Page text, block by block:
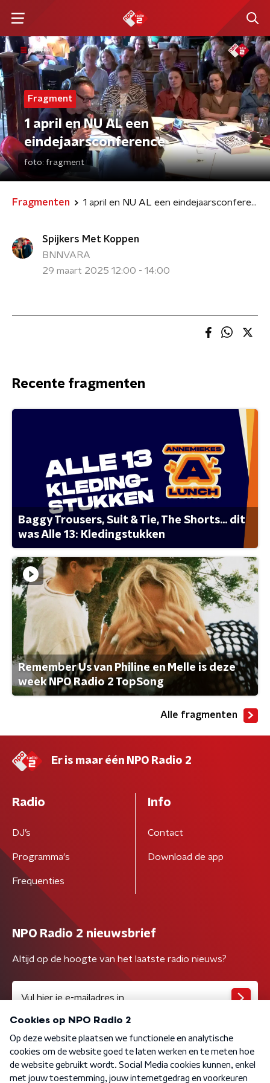
Fragment
1 april en NU AL een
eindejaarsconference
foto: fragment
Fragmenten 1 april en NU AL een eindejaarsconference
Spijkers Met Koppen
BNNVARA
29 maart 2025 12:00 - 14:00
Recente fragmenten
Baggy Trousers, Suit & Tie, The Shorts... dit
was Alle 13: Kledingstukken
Remember Us van Philine en Melle is deze
week NPO Radio 2 TopSong
Alle fragmenten
Er is maar één NPO Radio 2
Radio
DJ’s
Programma's
Frequenties
Info
Contact
Download de app
NPO Radio 2 nieuwsbrief
Altijd op de hoogte van het laatste radio nieuws?
Algemene voorwaarden